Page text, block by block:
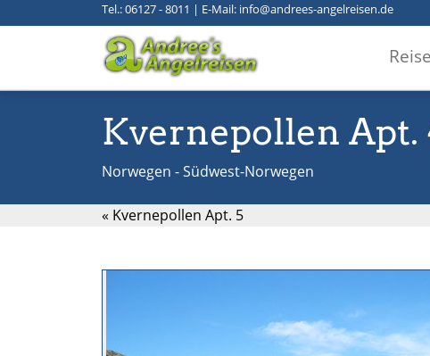
Tel.: 06127 - 8011 | E-Mail: info@andrees-angelreisen.de
Kvernepollen Apt.
Norwegen - Südwest-Norwegen
« Kvernepollen Apt. 5